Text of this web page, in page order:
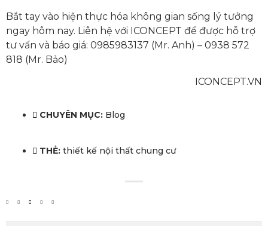
Bắt tay vào hiện thực hóa không gian sống lý tưởng
ngay hôm nay. Liên hệ với ICONCEPT để được hỗ trợ
tư vấn và báo giá: 0985983137 (Mr. Anh) – 0938 572
818 (Mr. Bảo)
ICONCEPT.VN
CHUYÊN MỤC: Blog
THẺ: thiết kế nội thất chung cư